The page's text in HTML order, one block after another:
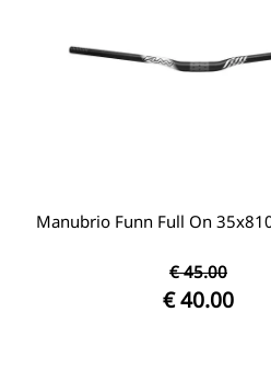
Manubrio Funn Full On
€ 45.00
€ 40.00